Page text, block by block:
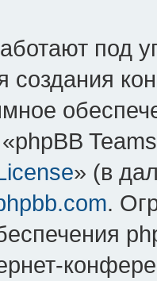
под
создания
» (в
.